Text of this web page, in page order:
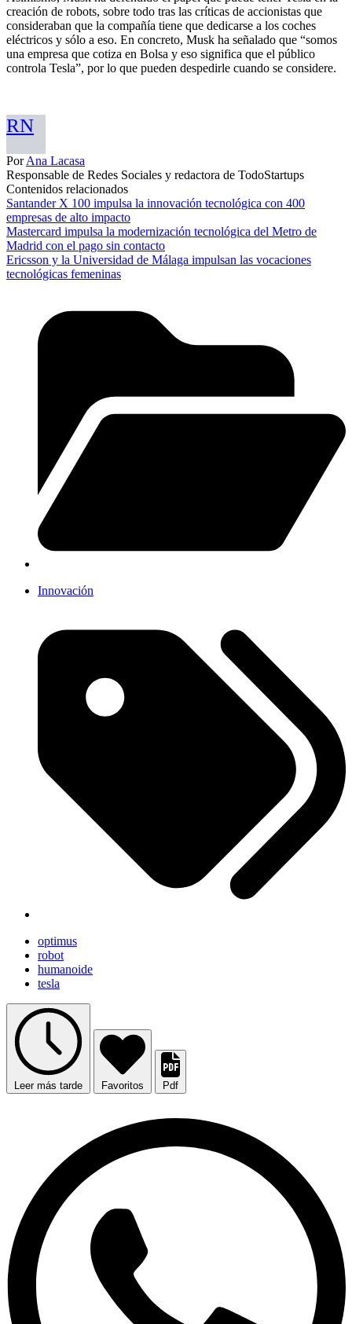
creación de robots, sobre todo tras las críticas de accionistas que
consideraban que la compañía tiene que dedicarse a los coches
eléctricos y sólo a eso. En concreto, Musk ha señalado que “somos
una empresa que cotiza en Bolsa y eso significa que el público
controla Tesla”, por lo que pueden despedirle cuando se considere.
RN
PorAna Lacasa
Responsable de Redes Sociales y redactora de TodoStartups
Contenidos relacionados
Santander X 100 impulsa la innovación tecnológica con 400
empresas de alto impacto
Mastercard impulsa la modernización tecnológica del Metro de
Madrid con el pago sin contacto
Ericsson y la Universidad de Málaga impulsan las vocaciones
tecnológicas femeninas
Innovación
optimus
robot
humanoide
tesla
Leer más tarde Favoritos Pdf